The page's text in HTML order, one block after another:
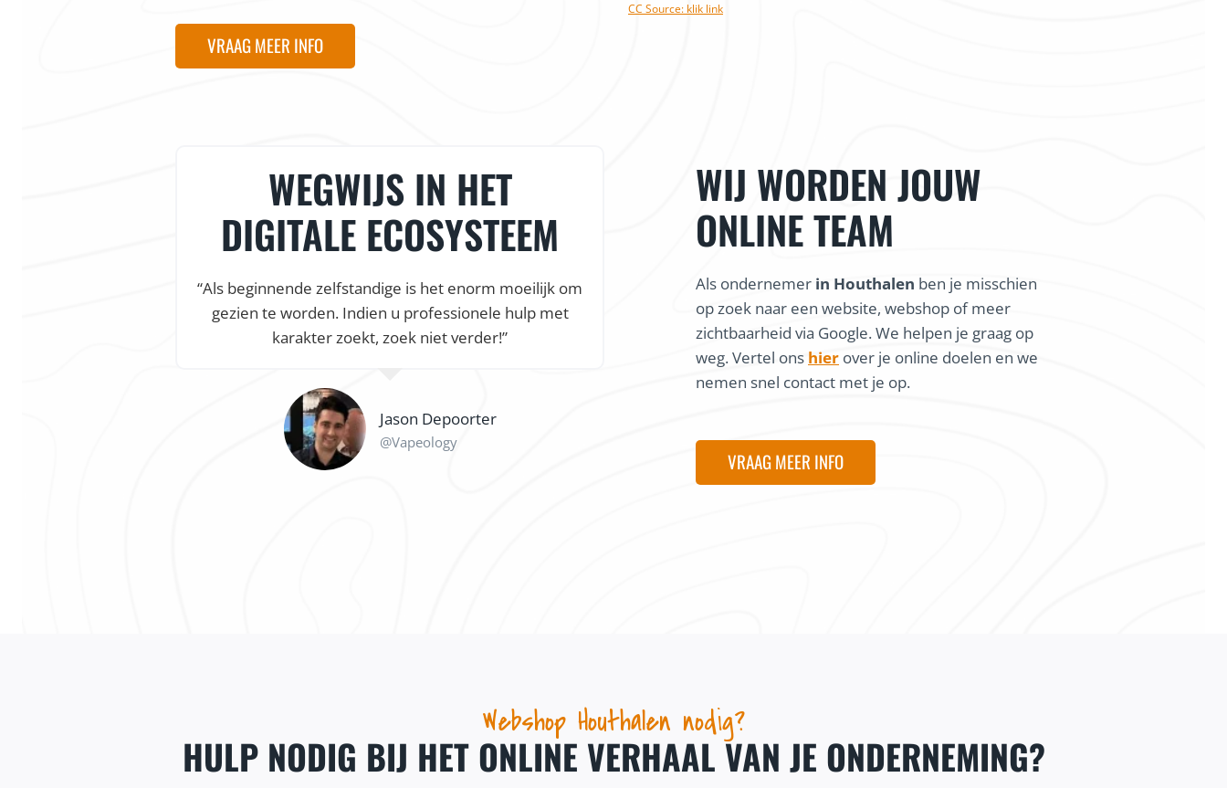
VRAAG MEER INFO
CC Source: klik link
WEGWIJS IN HET
DIGITALE ECOSYSTEEM
“Als beginnende zelfstandige is het enorm moeilijk om
gezien te worden. Indien u professionele hulp met
karakter zoekt, zoek niet verder!”
Jason Depoorter
@Vapeology
VLOTTE START & HEEL
VEEL ONDERSTEUNING
“Dankzij de snelle en vlotte samenwerking was onze
webshop al online, nog voor onze fietsenwinkel af was.
Een vlotte online start en heel veel ondersteuning,
kortom alles waar een startup van droomt.”
Maarten
WIJ WORDEN JOUW
ONLINE TEAM
Als ondernemer in Houthalen ben je misschien
op zoek naar een website, webshop of meer
zichtbaarheid via Google. We helpen je graag op
weg. Vertel ons hier over je online doelen en we
nemen snel contact met je op.
VRAAG MEER INFO
Webshop Houthalen nodig?
HULP NODIG BIJ HET ONLINE VERHAAL VAN JE ONDERNEMING?